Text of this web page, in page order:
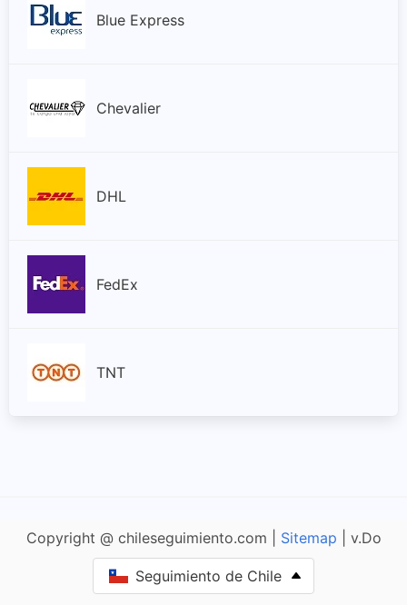
Blue Express
Chevalier
DHL
FedEx
TNT
Copyright @ chileseguimiento.com | Sitemap | v.Do
Seguimiento de Chile